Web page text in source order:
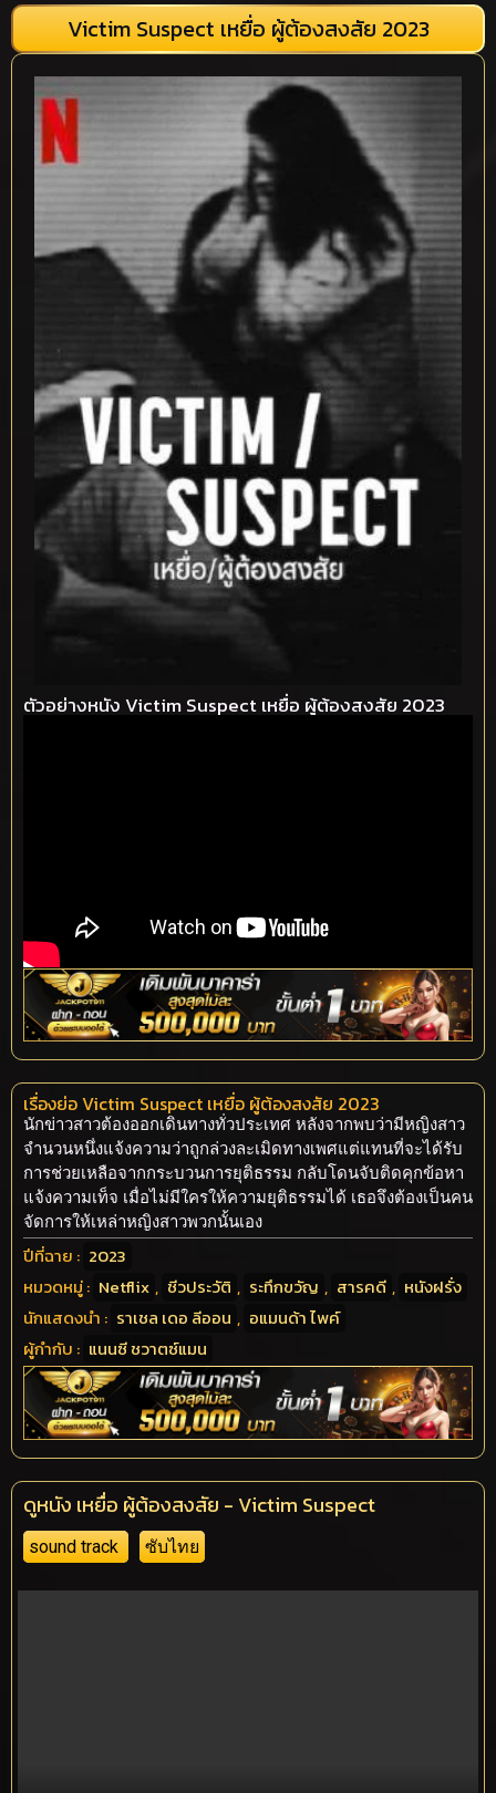
Victim Suspect เหยื่อ ผู้ต้องสงสัย 2023
ตัวอย่างหนัง Victim Suspect เหยื่อ ผู้ต้องสงสัย 2023
เรื่องย่อ Victim Suspect เหยื่อ ผู้ต้องสงสัย 2023
นักข่าวสาวต้องออกเดินทางทั่วประเทศ หลังจากพบว่ามีหญิงสาว
จำนวนหนึ่งแจ้งความว่าถูกล่วงละเมิดทางเพศแต่แทนที่จะได้รับ
การช่วยเหลือจากกระบวนการยุติธรรม กลับโดนจับติดคุกข้อหา
แจ้งความเท็จ เมื่อไม่มีใครให้ความยุติธรรมได้ เธอจึงต้องเป็นคน
จัดการให้เหล่าหญิงสาวพวกนั้นเอง
ปีที่ฉาย : 2023
หมวดหมู่ : Netflix , ชีวประวัติ , ระทึกขวัญ , สารคดี , หนังฝรั่ง
นักแสดงนำ : ราเชล เดอ ลีออน , อแมนด้า ไพค์
ผู้กำกับ : แนนซี ชวาตซ์แมน
ดูหนัง เหยื่อ ผู้ต้องสงสัย - Victim Suspect
sound track ซับไทย